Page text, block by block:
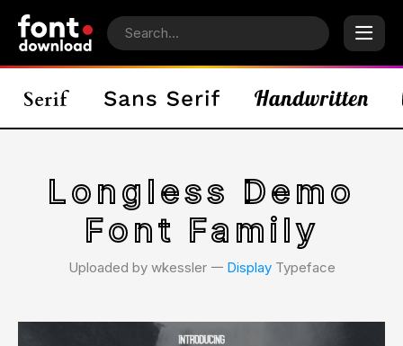
Longless Demo
Font Family
Uploaded by wkessler 𑁋 DisplayTypeface